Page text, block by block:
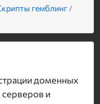
гемблинг /
доменных
и